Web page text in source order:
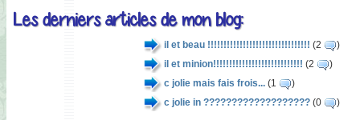
Les derniers articles de mon blog:
il et beau !!!!!!!!!!!!!!!!!!!!!!!!!!!!!!!! (2
)
il et minion!!!!!!!!!!!!!!!!!!!!!!!!!!!! (2
)
c jolie mais fais frois... (1
)
c jolie in ??????????????????? (0 )